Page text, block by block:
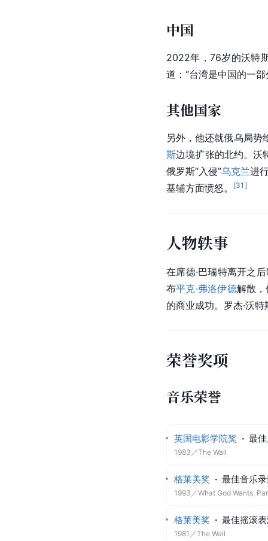
中国
2022年，76岁的沃特
道：“台湾是中国的一
其他国家
另外，他还就俄乌局
斯边境扩张的北约。
俄罗斯“入侵”乌克兰进
基辅方面愤怒。
[31 ]
人物轶事
在席德·巴瑞特离开之
布平克·弗洛伊德解散
的商业成功。罗杰·沃
荣誉奖项
音乐荣誉
英国电影学院奖 · 最
1983 ／The Wall
格莱美奖 · 最佳音乐
1993 ／What God Wants,
格莱美奖 · 最佳摇滚
1981 ／The Wall